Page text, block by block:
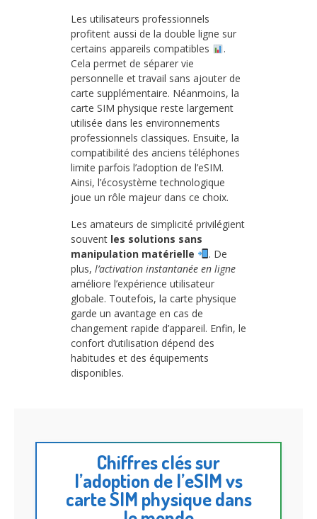
Les utilisateurs professionnels
profitent aussi de la double ligne sur
certains appareils compatibles
.
Cela permet de séparer vie
personnelle et travail sans ajouter de
carte supplémentaire. Néanmoins, la
carte SIM physique reste largement
utilisée dans les environnements
professionnels classiques. Ensuite, la
compatibilité des anciens téléphones
limite parfois l’adoption de l’eSIM.
Ainsi, l’écosystème technologique
joue un rôle majeur dans ce choix.
Les amateurs de simplicité privilégient
souvent les solutions sans
manipulation matérielle
. De
plus, l’activation instantanée en ligne
améliore l’expérience utilisateur
globale. Toutefois, la carte physique
garde un avantage en cas de
changement rapide d’appareil. Enfin, le
confort d’utilisation dépend des
habitudes et des équipements
disponibles.
Chiffres clés sur
l’adoption de l’eSIM vs
carte SIM physique dans